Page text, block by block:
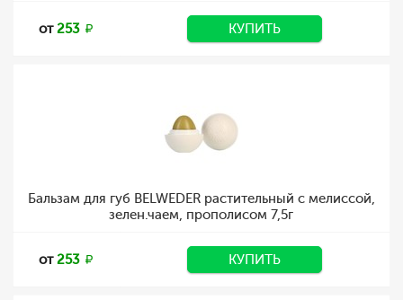
от253 КУПИТЬ
Бальзам для губ BELWEDER растительный с мелиссой,
зелен.чаем, прополисом 7,5г
от253 КУПИТЬ